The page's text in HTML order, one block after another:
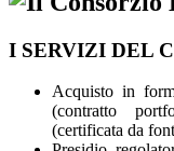
I SERVIZI DEL
Acquisto in
(contratto
(certificata da